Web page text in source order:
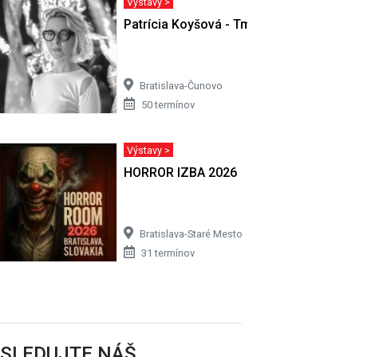
Patrícia Koyšová - Tmy sa nemusíš báť
Bratislava-Čunovo
50 termínov
Výstavy >
HORROR IZBA 2026
Bratislava-Staré Mesto
31 termínov